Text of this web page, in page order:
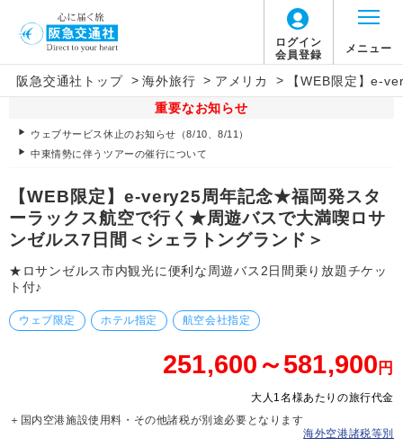
ログイン
会員登録
メニュー
阪急交通社トップ > 海外旅行 > アメリカ >
【WEB限定】e-
重要なお知らせ
ウェブサービス休止のお知らせ（8/10、8/11）
中東情勢に伴うツアーの催行について
【WEB限定】e-very25周年記念★福岡発スタ
ーラックス航空で行く★周遊バスで大満喫ロサ
ンゼルス7日間＜シェラトングランド＞
★ロサンゼルス市内観光に便利な周遊バス2日間乗り放題チケッ
ト付♪
ウェブ限定 ホテル指定 航空会社指定
251,600～581,900 円
大人1名様あたりの旅行代金
＋国内空港施設使用料・その他諸税が別途必要となります
海外空港諸税等別